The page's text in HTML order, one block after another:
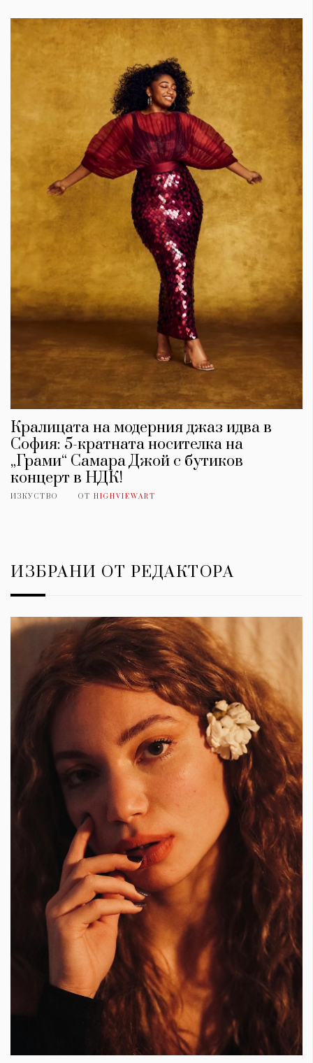
Кралицата на модерния джаз идва в
София: 5-кратната носителка на
„Грами“ Самара Джой с бутиков
концерт в НДК!
ИЗКУСТВО ОТ HIGHVIEWART
ИЗБРАНИ ОТ РЕДАКТОРА